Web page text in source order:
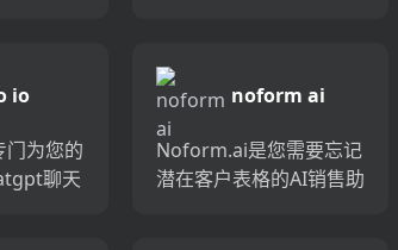
话。
到您
平台，您可以创建自动
聊天，以简化客户支
持，新团队成员以及更...
io
为您的
聊天
noform ai
Noform.ai是您需要忘记
潜在客户表格的AI销售助